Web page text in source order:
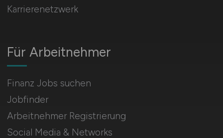
Für Arbeitnehmer
Finanz Jobs suchen
Jobfinder
Arbeitnehmer Registrierung
Social Media & Networks
Karrierenetzwerk